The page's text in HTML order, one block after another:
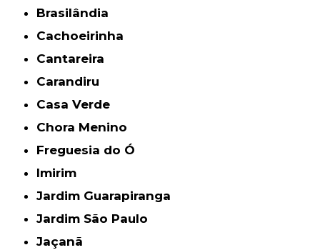
Brasilândia
Cachoeirinha
Cantareira
Carandiru
Casa Verde
Chora Menino
Freguesia do Ó
Imirim
Jardim Guarapiranga
Jardim São Paulo
Jaçanã